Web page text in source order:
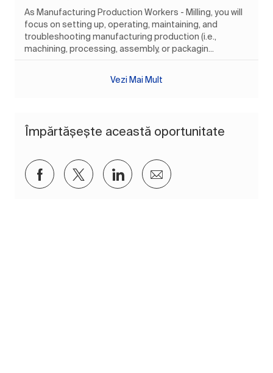
As Manufacturing Production Workers - Milling, you will
focus on setting up, operating, maintaining, and
troubleshooting manufacturing production (i.e.,
machining, processing, assembly, or packagin...
Vezi Mai Mult
Împărtășește această oportunitate
Distribuiți prin Facebook
Distribuiți prin twitter
Distribuiți prin LinkedIn
Distribuiți prin e-